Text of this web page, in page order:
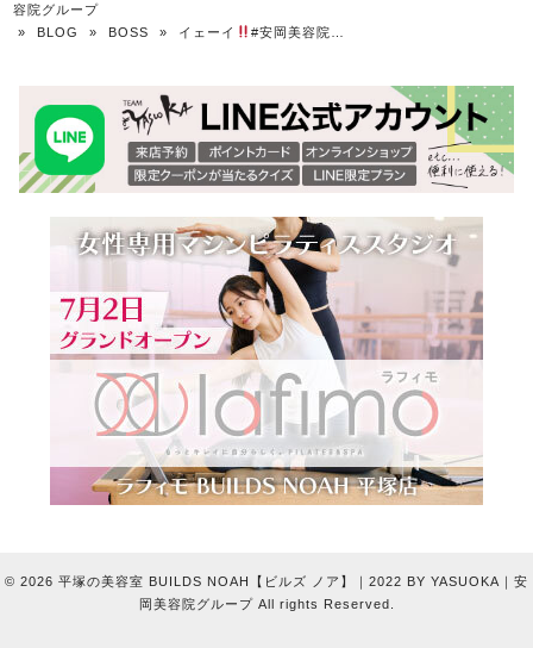
容院グループ
»
BLOG » BOSS » イェーイ #安岡美容院…
© 2026 平塚の美容室 BUILDS NOAH【ビルズ ノア】｜2022 BY YASUOKA｜安
岡美容院グループ All rights Reserved.